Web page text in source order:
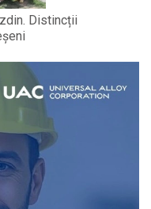
Distincții